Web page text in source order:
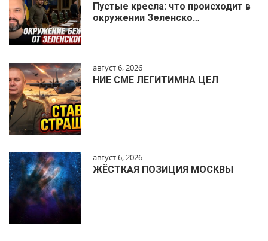
Пустые кресла: что происходит в
окружении Зеленско…
август 6, 2026
НИЕ СМЕ ЛЕГИТИМНА ЦЕЛ
август 6, 2026
ЖЁСТКАЯ ПОЗИЦИЯ МОСКВЫ